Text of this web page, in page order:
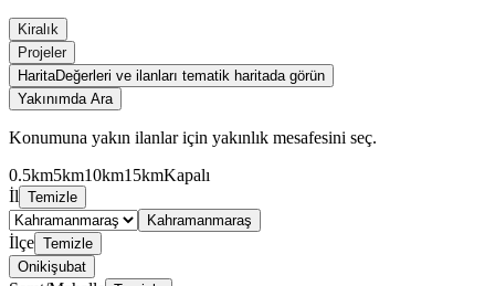
Kiralık
Projeler
HaritaDeğerleri ve ilanları tematik haritada görün
Yakınımda Ara
Konumuna yakın ilanlar için yakınlık mesafesini seç.
0.5km5km10km15kmKapalı
İl Temizle
Kahramanmaraş
İlçe Temizle
Onikişubat